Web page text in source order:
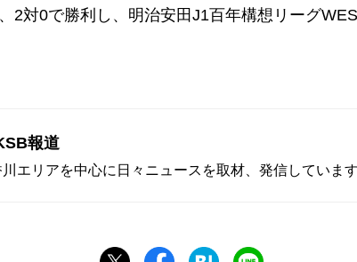
2対0で勝利し、明治安田J1百年構想リーグ
報道
エリアを中心に日々ニュースを取材、発信しています